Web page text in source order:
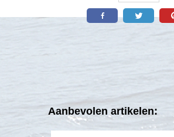
Aanbevolen artikelen: